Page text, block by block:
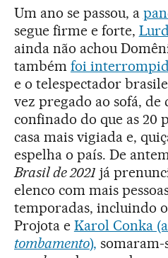
Um ano se passou, a
segue firme e forte,
ainda não achou
também foi
e o telespectador
vez pregado ao sofá,
confinado do que as 20
casa mais vigiada e,
espelha o país. De
Brasil de 2021 já
elenco com mais
temporadas, incluindo
Projota e Karol Conka
tombamento), somaram-